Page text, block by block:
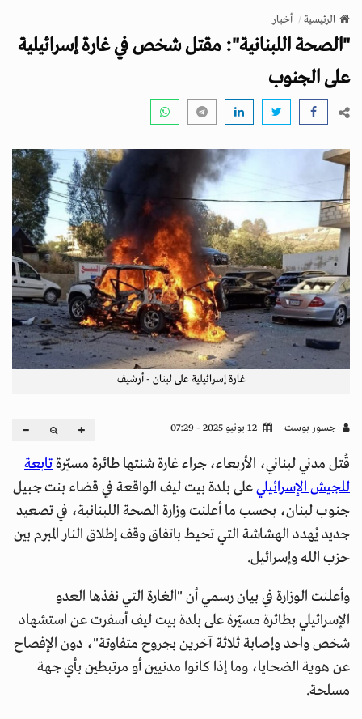
v
g
t
n
الرئيسية أخبار
"الصحة اللبنانية": مقتل شخص في غارة إسرائيلية
على الجنوب
غارة إسرائيلية على لبنان - أرشيف
جسور بوست
قُتل مدني لبناني، الأربعاء، جراء غارة شنتها طائرة مسيّرةتابعة
للجيش الإسرائيليعلى بلدة بيت ليف الواقعة في قضاء بنت جبيل
جنوب لبنان، بحسب ما أعلنت وزارة الصحة اللبنانية، في تصعيد
جديد يُهدد الهشاشة التي تحيط باتفاق وقف إطلاق النار المبرم بين
حزب الله وإسرائيل.
وأعلنت الوزارة في بيان رسمي أن "الغارة التي نفذها العدو
الإسرائيلي بطائرة مسيّرة على بلدة بيت ليف أسفرت عن استشهاد
شخص واحد وإصابة ثلاثة آخرين بجروح متفاوتة"، دون الإفصاح
عن هوية الضحايا، وما إذا كانوا مدنيين أو مرتبطين بأي جهة
مسلحة.